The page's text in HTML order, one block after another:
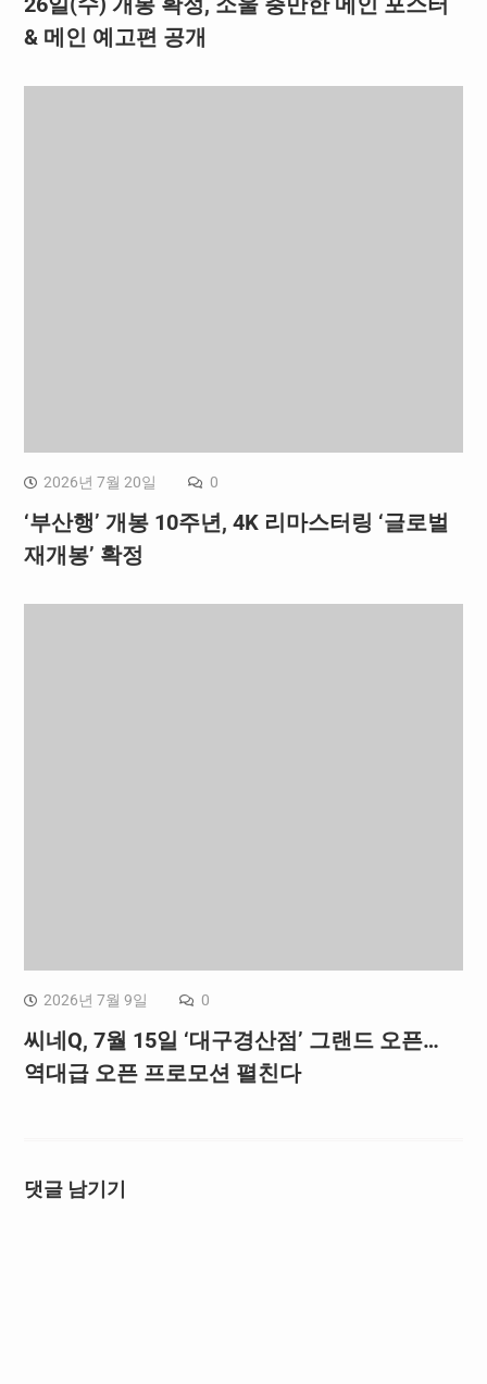
& 메인 예고편 공개
2026년 7월 20일 0
‘부산행’ 개봉 10주년, 4K 리마스터링 ‘글로벌
재개봉’ 확정
2026년 7월 9일 0
씨네Q, 7월 15일 ‘대구경산점’ 그랜드 오픈…
역대급 오픈 프로모션 펼친다
댓글 남기기